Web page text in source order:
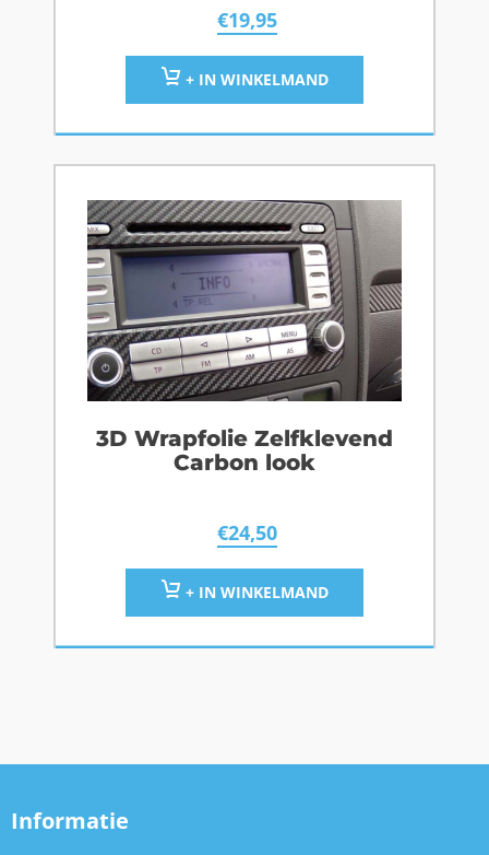
€19,95
+ IN WINKELMAND
3D Wrapfolie Zelfklevend
Carbon look
€24,50
+ IN WINKELMAND
Informatie